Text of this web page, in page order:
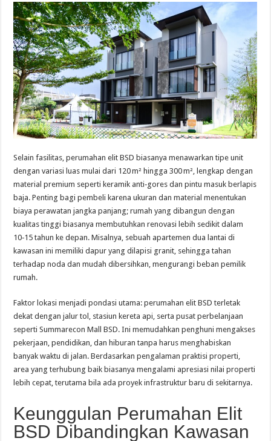
Selain fasilitas, perumahan elit BSD biasanya menawarkan tipe unit
dengan variasi luas mulai dari 120 m² hingga 300 m², lengkap dengan
material premium seperti keramik anti‑gores dan pintu masuk berlapis
baja. Penting bagi pembeli karena ukuran dan material menentukan
biaya perawatan jangka panjang; rumah yang dibangun dengan
kualitas tinggi biasanya membutuhkan renovasi lebih sedikit dalam
10‑15 tahun ke depan. Misalnya, sebuah apartemen dua lantai di
kawasan ini memiliki dapur yang dilapisi granit, sehingga tahan
terhadap noda dan mudah dibersihkan, mengurangi beban pemilik
rumah.
Faktor lokasi menjadi pondasi utama: perumahan elit BSD terletak
dekat dengan jalur tol, stasiun kereta api, serta pusat perbelanjaan
seperti Summarecon Mall BSD. Ini memudahkan penghuni mengakses
pekerjaan, pendidikan, dan hiburan tanpa harus menghabiskan
banyak waktu di jalan. Berdasarkan pengalaman praktisi properti,
area yang terhubung baik biasanya mengalami apresiasi nilai properti
lebih cepat, terutama bila ada proyek infrastruktur baru di sekitarnya.
Keunggulan Perumahan Elit
BSD Dibandingkan Kawasan